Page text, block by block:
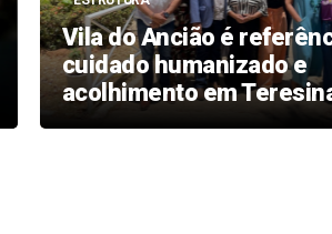
ARTE
Cinema brasileiro vive
de prestígio